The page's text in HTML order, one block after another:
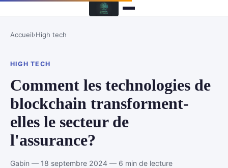
Accueil›High tech
HIGH TECH
Comment les technologies de
blockchain transforment-
elles le secteur de
l'assurance?
Gabin — 18 septembre 2024 — 6 min de lecture